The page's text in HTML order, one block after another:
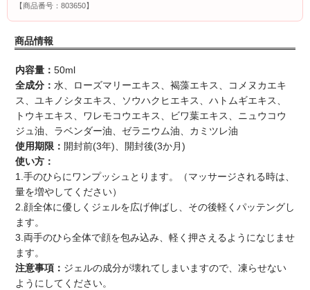
【商品番号：803650】
商品情報
内容量： 50ml
全成分： 水、ローズマリーエキス、褐藻エキス、コメヌカエキ
ス、ユキノシタエキス、ソウハクヒエキス、ハトムギエキス、
トウキエキス、ワレモコウエキス、ビワ葉エキス、ニュウコウ
ジュ油、ラベンダー油、ゼラニウム油、カミツレ油
使用期限： 開封前(3年)、開封後(3か月)
使い方：
1.手のひらにワンプッシュとります。（マッサージされる時は、
量を増やしてください）
2.顔全体に優しくジェルを広げ伸ばし、その後軽くパッテングし
ます。
3.両手のひら全体で顔を包み込み、軽く押さえるようになじませ
ます。
注意事項： ジェルの成分が壊れてしまいますので、凍らせない
ようにしてください。